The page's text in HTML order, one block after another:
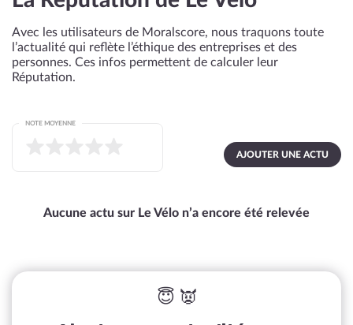
Avec les utilisateurs de Moralscore, nous traquons toute
l’actualité qui reflète l’éthique des entreprises et des
personnes. Ces infos permettent de calculer leur
Réputation.
AJOUTER UNE ACTU
NOTE MOYENNE
Aucune actu sur Le Vélo n’a encore été relevée
😇 👿